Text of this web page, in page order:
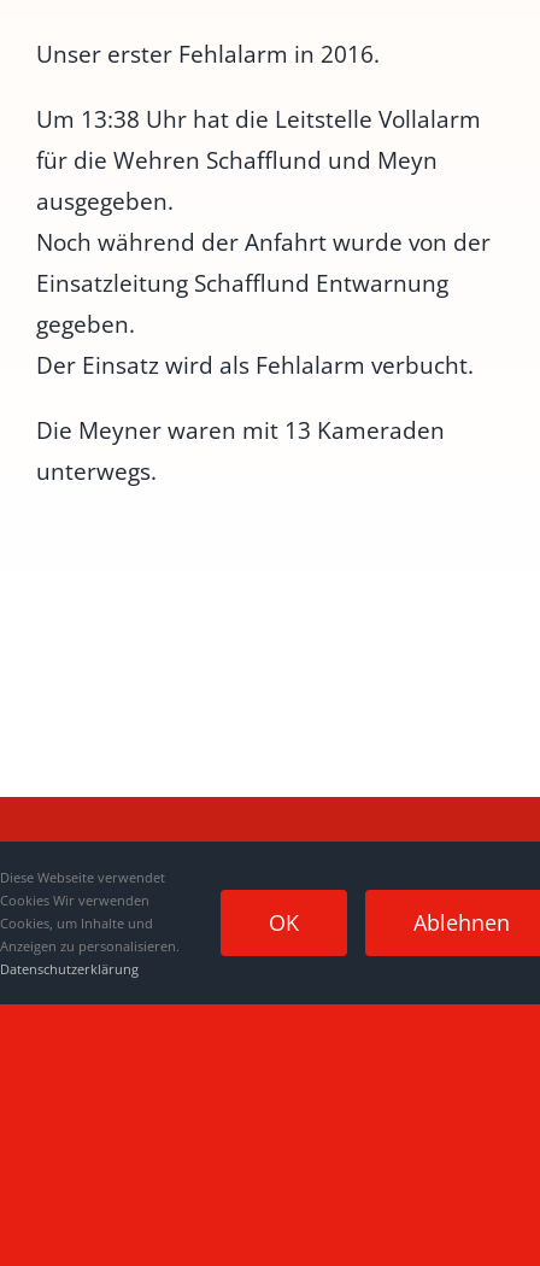
Unser erster Fehlalarm in 2016.
Um 13:38 Uhr hat die Leitstelle Vollalarm
für die Wehren Schafflund und Meyn
ausgegeben.
Noch während der Anfahrt wurde von der
Einsatzleitung Schafflund Entwarnung
gegeben.
Der Einsatz wird als Fehlalarm verbucht.
Die Meyner waren mit 13 Kameraden
unterwegs.
Diese Webseite verwendet
Cookies Wir verwenden
Cookies, um Inhalte und
Anzeigen zu personalisieren.
Datenschutzerklärung
OK Ablehnen